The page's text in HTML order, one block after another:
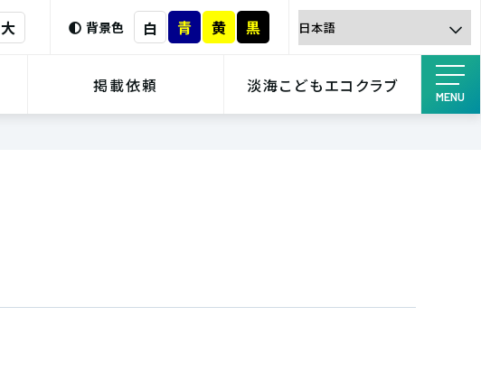
大 背景色 白 青 黄 黒
掲載依頼 淡海こどもエコクラブ
MENU